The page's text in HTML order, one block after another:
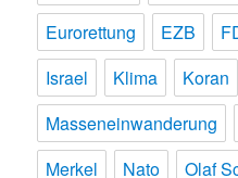
Eurorettung
EZB
Israel
Klima Koran
Masseneinwanderung
Merkel
Nato Olaf